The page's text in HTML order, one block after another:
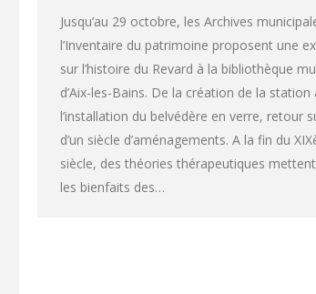
Jusqu’au 29 octobre, les Archives
l’Inventaire du patrimoine proposent une
sur l’histoire du Revard à la bibliothèque
d’Aix-les-Bains. De la création de la station
l’installation du belvédère en verre, retour
d’un siècle d’aménagements. A la fin du
siècle, des théories thérapeutiques
les bienfaits des…